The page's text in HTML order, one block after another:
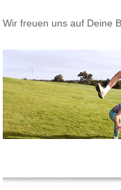
Wir freuen uns auf Deine